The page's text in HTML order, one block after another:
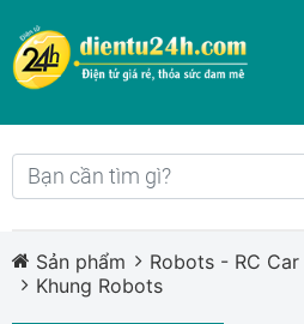
Sản phẩm Robots - RC
Khung Robots